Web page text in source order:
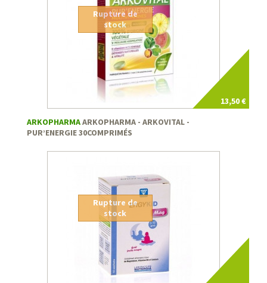
13,50 €
Rupture de
stock
ARKOPHARMAARKOPHARMA - ARKOVITAL -
PUR’ENERGIE 30COMPRIMÉS
Rupture de
stock